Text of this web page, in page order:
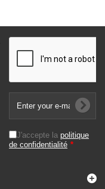
J'accepte la politique
de confidentialité *